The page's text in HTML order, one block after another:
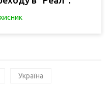
Україна